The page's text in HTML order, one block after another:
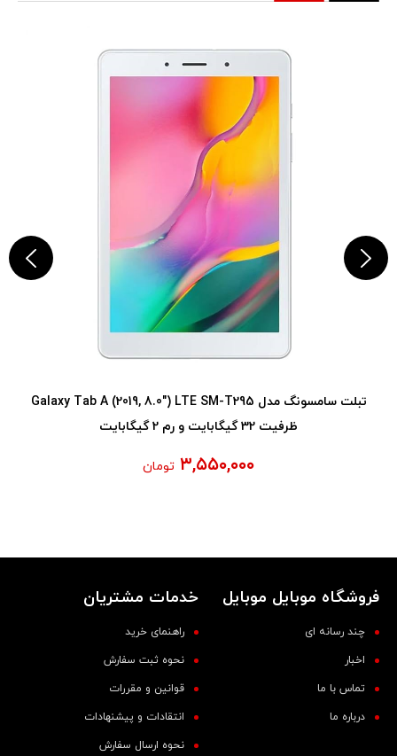
تبلت سامسونگ مدل Galaxy Tab A (2019, 8.0") LTE SM-T295
ظرفیت 32 گیگابایت و رم 2 گیگابایت
۳,۵۵۰,۰۰۰ تومان
فروشگاه موبایل موبایل
چند رسانه ای
اخبار
تماس با ما
درباره ما
خدمات مشتریان
راهنمای خرید
نحوه ثبت سفارش
قوانین و مقررات
انتقادات و پیشنهادات
نحوه ارسال سفارش